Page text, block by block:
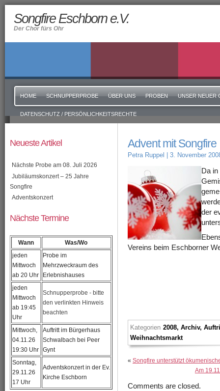
Songfire Eschborn e.V.
Der Chor fürs Ohr
HOME SCHNUPPERPROBE ÜBER UNS PROBEN UNSER NEUER
DATENSCHUTZ / PERSÖNLICHKEITSRECHTE
Advent mit Songfire
Petra Ruppel | 3. November
Da
der
Vereins beim Eschborner
Kategorien 2008,Archiv,
Weihnachtsmarkt
« Songfire unterstützt
Am
Comments are closed.
Neueste Artikel
Nächste Probe am 08. Juli 2026
Jubiläumskonzert – 25 Jahre
Songfire
Adventskonzert
Nächste Termine
Wann
Was/Wo
jeden
Mittwoch
ab 20 Uhr
Probe im
Mehrzweckraum des
Erlebnishauses
jeden
Mittwoch
ab 19:45
Uhr
Schnupperprobe - bitte
den verlinkten Hinweis
beachten
Mittwoch,
04.11.26
19:30 Uhr
Auftritt im Bürgerhaus
Schwalbach bei Peer
Gynt
Sonntag,
29.11.26
17 Uhr
Adventskonzert in der Ev.
Kirche Eschborn